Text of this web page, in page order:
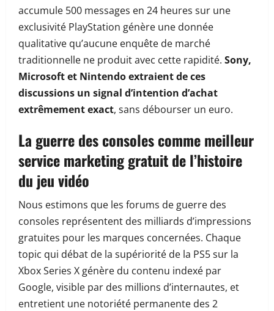
accumule 500 messages en 24 heures sur une
exclusivité PlayStation génère une donnée
qualitative qu’aucune enquête de marché
traditionnelle ne produit avec cette rapidité. Sony,
Microsoft et Nintendo extraient de ces
discussions un signal d’intention d’achat
extrêmement exact, sans débourser un euro.
La guerre des consoles comme meilleur
service marketing gratuit de l’histoire
du jeu vidéo
Nous estimons que les forums de guerre des
consoles représentent des milliards d’impressions
gratuites pour les marques concernées. Chaque
topic qui débat de la supériorité de la PS5 sur la
Xbox Series X génère du contenu indexé par
Google, visible par des millions d’internautes, et
entretient une notoriété permanente des 2